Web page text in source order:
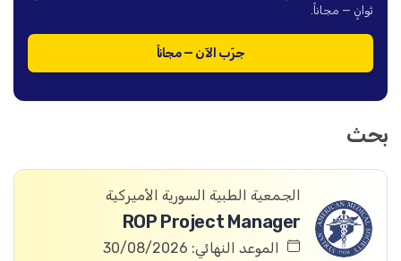
ثوانٍ — مجاناً.
جرّب الآن — مجاناً
بحث
الجمعية الطبية السورية الأميركية
ROP Project Manager
الموعد النهائي: 30/08/2026